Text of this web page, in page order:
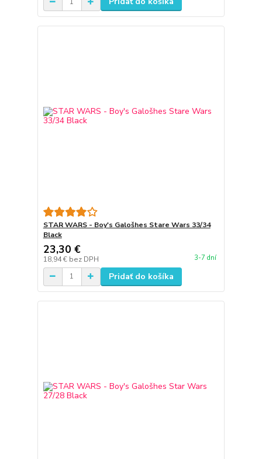
STAR WARS - Boy's Galošhes Stare Wars 33/34
Black
23,30 €
18,94 € bez DPH 3-7 dní
Pridať do košíka